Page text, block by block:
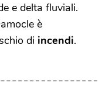
e delta fluviali.
è
di incendi.